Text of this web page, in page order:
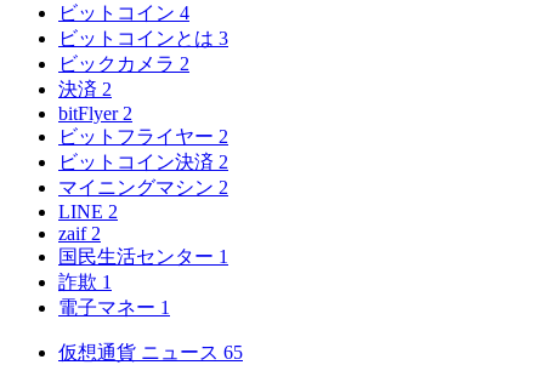
ビットコイン 4
ビットコインとは 3
ビックカメラ 2
決済 2
bitFlyer 2
ビットフライヤー 2
ビットコイン決済 2
マイニングマシン 2
LINE 2
zaif 2
国民生活センター 1
詐欺 1
電子マネー 1
仮想通貨 ニュース 65